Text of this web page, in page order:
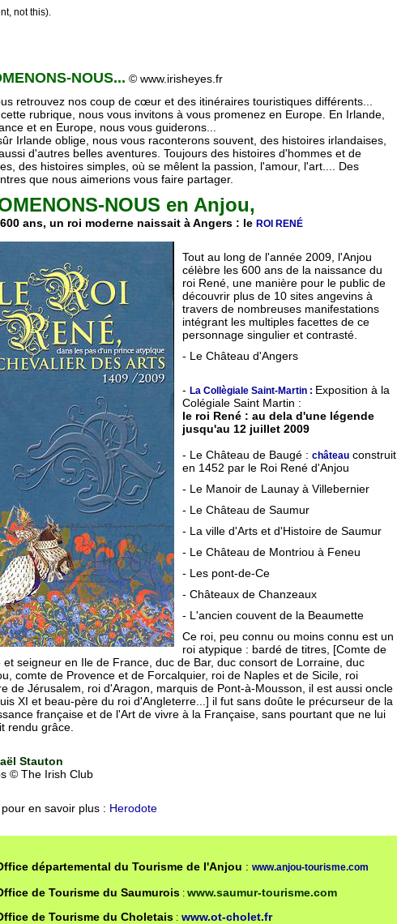
not this).
NOUS... © www.irisheyes.fr
retrouvez nos coup de cœur et des itinéraires touristiques différents...
rubrique, nous vous invitons à vous promenez en Europe. En Irlande,
et en Europe, nous vous guiderons...
Irlande oblige, nous vous raconterons souvent, des histoires irlandaises,
d'autres belles aventures. Toujours des histoires d'hommes et de
des histoires simples, où se mêlent la passion, l'amour, l'art.... Des
que nous aimerions vous faire partager.
NOUS en Anjou,
ans, un roi moderne naissait à Angers : le ROI RENÉ
Tout au long de l'année 2009, l'Anjou
célèbre les 600 ans de la naissance du
roi René, une manière pour le public de
découvrir plus de 10 sites angevins à
travers de nombreuses manifestations
intégrant les multiples facettes de ce
personnage singulier et contrasté.
- Le Château d'Angers
- La Collègiale Saint-Martin : Exposition à la
Colégiale Saint Martin :
le roi René : au dela d'une légende
jusqu'au 12 juillet 2009
- Le Château de Baugé : château construit
en 1452 par le Roi René d'Anjou
- Le Manoir de Launay à Villebernier
- Le Château de Saumur
- La ville d'Arts et d'Histoire de Saumur
- Le Château de Montriou à Feneu
- Les pont-de-Ce
- Châteaux de Chanzeaux
- L'ancien couvent de la Beaumette
Ce roi, peu connu ou moins connu est un
roi atypique : bardé de titres, [Comte de
et seigneur en Ile de France, duc de Bar, duc consort de Lorraine, duc
comte de Provence et de Forcalquier, roi de Naples et de Sicile, roi
de Jérusalem, roi d'Aragon, marquis de Pont-à-Mousson, il est aussi oncle
XI et beau-père du roi d'Angleterre...] il fut sans doûte le précurseur de la
française et de l'Art de vivre à la Française, sans pourtant que ne lui
rendu grâce.
Stauton
© The Irish Club
en savoir plus : Herodote
départemental du Tourisme de l'Anjou : www.anjou-tourisme.com
de Tourisme du Saumurois : www.saumur-tourisme.com
de Tourisme du Choletais : www.ot-cholet.fr